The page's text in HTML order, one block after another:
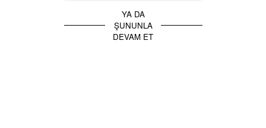
YA DA
ŞUNUNLA
DEVAM ET